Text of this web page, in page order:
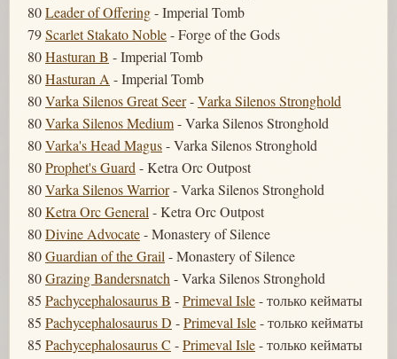
80Leader of Offering- Imperial Tomb
79Scarlet Stakato Noble- Forge of the Gods
80Hasturan B - Imperial Tomb
80Hasturan A - Imperial Tomb
80Varka Silenos Great Seer-Varka Silenos Stronghold
80Varka Silenos Medium- Varka Silenos Stronghold
80Varka's Head Magus- Varka Silenos Stronghold
80Prophet's Guard - Ketra Orc Outpost
80Varka Silenos Warrior- Varka Silenos Stronghold
80Ketra Orc General - Ketra Orc Outpost
80Divine Advocate- Monastery of Silence
80Guardian of the Grail - Monastery of Silence
80Grazing Bandersnatch - Varka Silenos Stronghold
85 Pachycephalosaurus B -Primeval Isle- только кейматы
85 Pachycephalosaurus D -Primeval Isle- только кейматы
85 Pachycephalosaurus C -Primeval Isle- только кейматы